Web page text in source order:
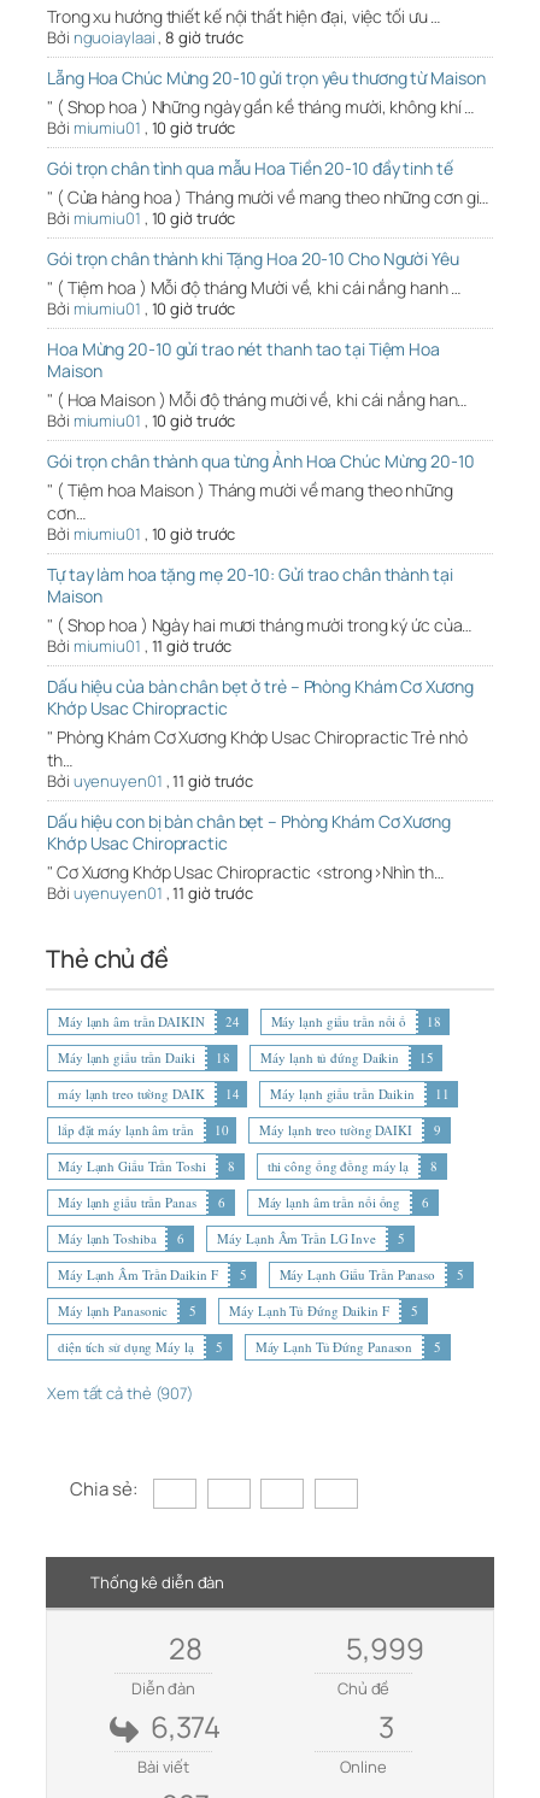
Trong xu hướng thiết kế nội thất hiện đại, việc tối ưu …
Bởi nguoiaylaai,8 giờ trước
Lẵng Hoa Chúc Mừng 20-10 gửi trọn yêu thương từ Maison
" ( Shop hoa ) Những ngày gần kề tháng mười, không khí …
Bởi miumiu01 , 10 giờ trước
Gói trọn chân tình qua mẫu Hoa Tiền 20-10 đầy tinh tế
" ( Cửa hàng hoa ) Tháng mười về mang theo những cơn gi…
Bởi miumiu01 , 10 giờ trước
Gói trọn chân thành khi Tặng Hoa 20-10 Cho Người Yêu
" ( Tiệm hoa ) Mỗi độ tháng Mười về, khi cái nắng hanh …
Bởi miumiu01 , 10 giờ trước
Hoa Mừng 20-10 gửi trao nét thanh tao tại Tiệm Hoa
Maison
" ( Hoa Maison ) Mỗi độ tháng mười về, khi cái nắng han…
Bởi miumiu01 , 10 giờ trước
Gói trọn chân thành qua từng Ảnh Hoa Chúc Mừng 20-10
" ( Tiệm hoa Maison ) Tháng mười về mang theo những
cơn…
Bởi miumiu01 , 10 giờ trước
Tự tay làm hoa tặng mẹ 20-10: Gửi trao chân thành tại
Maison
" ( Shop hoa ) Ngày hai mươi tháng mười trong ký ức của…
Bởi miumiu01 , 11 giờ trước
Dấu hiệu của bàn chân bẹt ở trẻ – Phòng Khám Cơ Xương
Khớp Usac Chiropractic
" Phòng Khám Cơ Xương Khớp Usac Chiropractic Trẻ nhỏ
th…
Bởi uyenuyen01 ,11 giờ trước
Dấu hiệu con bị bàn chân bẹt – Phòng Khám Cơ Xương
Khớp Usac Chiropractic
" Cơ Xương Khớp Usac Chiropractic <strong>Nhìn th…
Bởi uyenuyen01 ,11 giờ trước
Thẻ chủ đề
Máy lạnh âm trần DAIKIN 24 Máy lạnh giấu trần nối ố
18
Máy lạnh giấu trần Daiki
18 Máy lạnh tủ đứng Daikin
15
máy lạnh treo tường DAIK
14 Máy lạnh giấu trần Daikin
11
lắp đặt máy lạnh âm trần
10 Máy lạnh treo tường DAIKI
9
Máy Lạnh Giấu Trần Toshi
8 thi công ống đồng máy lạ
8
Máy lạnh giấu trần Panas
6 Máy lạnh âm trần nối ống
6
Máy lạnh Toshiba
6 Máy Lạnh Âm Trần LG Inve
5
Máy Lạnh Âm Trần Daikin F
5 Máy Lạnh Giấu Trần Panaso
5
Máy lạnh Panasonic
5 Máy Lạnh Tủ Đứng Daikin F
5
diện tích sử dụng Máy lạ
5 Máy Lạnh Tủ Đứng Panason 5
Xem tất cả thẻ (907)
Chia sẻ:
Thống kê diễn đàn
28
Diễn đàn
5,999
Chủ đề
6,374
Bài viết
3
Online